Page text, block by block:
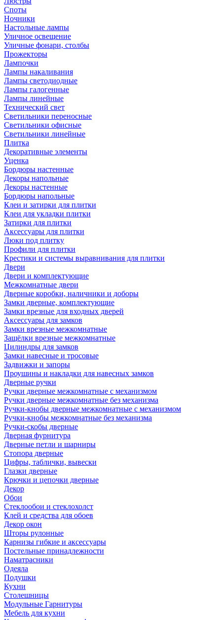
Споты
Ночники
Настольные лампы
Уличное освещение
Уличные фонари, столбы
Прожекторы
Лампочки
Лампы накаливания
Лампы светодиодные
Лампы галогенные
Лампы линейные
Технический свет
Светильники переносные
Светильники офисные
Светильники линейные
Плитка
Декоративные элементы
Уценка
Бордюры настенные
Декоры напольные
Декоры настенные
Бордюры напольные
Клеи и затирки для плитки
Клеи для укладки плитки
Затирки для плитки
Аксессуары для плитки
Люки под плитку
Профили для плитки
Крестики и системы выравнивания для плитки
Двери
Двери и комплектующие
Межкомнатные двери
Дверные коробки, наличники и доборы
Замки дверные, комплектующие
Замки врезные для входных дверей
Аксессуары для замков
Замки врезные межкомнатные
Защёлки врезные межкомнатные
Цилиндры для замков
Замки навесные и тросовые
Задвижки и запоры
Проушины и накладки для навесных замков
Дверные ручки
Ручки дверные межкомнатные с механизмом
Ручки дверные межкомнатные без механизма
Ручки-кнобы дверные межкомнатные с механизмом
Ручки-кнобы межкомнатные без механизма
Ручки-скобы дверные
Дверная фурнитура
Дверные петли и шарниры
Стопора дверные
Цифры, таблички, вывески
Глазки дверные
Крючки и цепочки дверные
Декор
Обои
Стеклообои и стеклохолст
Клей и средства для обоев
Декор окон
Шторы рулонные
Карнизы гибкие и аксессуары
Постельные принадлежности
Наматрасники
Одеяла
Подушки
Кухни
Столешницы
Модульные Гарнитуры
Мебель для кухни